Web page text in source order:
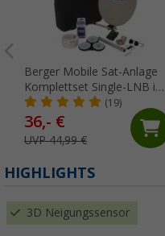
Berger Mobile Sat-Anlage
Komplettset Single-LNB im
Campingkoffer (19)
36,- €
UVP 44,99 €
HIGHLIGHTS
3D Neigungssensor